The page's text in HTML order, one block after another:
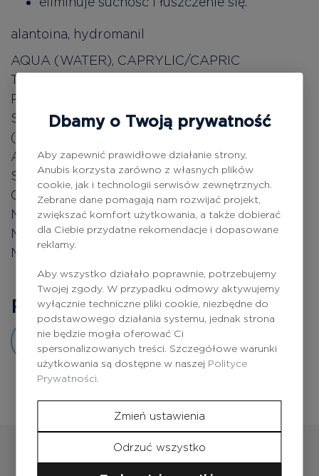
alantoina, hydromanil
AQUA (WATER), CAPRYLIC/CAPRIC
TRIGLYCERIDE, GLYCERIN,
PHENOXYETHANOL, C12-13 ALKYL LACTATE,
SODIUM POLYACRYLATE, PARFUM
(FRAGRANCE), ETHYLHEXYLGLYCERIN,
ALLANTOIN, HYDROLYZED CAESALPINIA
SPINOSA GUM, MAGNESIUM NITRATE,
CAESALPINIA SPINOSA GUM,
METHYLCHLOROISOTHIAZOLINONE,
MAGNESIUM CHLORIDE,
METHYLISOTHIAZOLINONE.
Recenzje0
Dodaj opinię
Dbamy o Twoją prywatność
Aby zapewnić prawidłowe działanie strony,
Anubis korzysta zarówno z własnych plików
cookie, jak i technologii serwisów zewnętrznych.
Zebrane dane pomagają nam rozwijać projekt,
zwiększać komfort użytkowania, a także dobierać
dla Ciebie przydatne rekomendacje i dopasowane
reklamy.
Aby wszystko działało poprawnie, potrzebujemy
Twojej zgody. W przypadku odmowy aktywujemy
wyłącznie techniczne pliki cookie, niezbędne do
podstawowego działania systemu, jednak strona
nie będzie mogła oferować Ci
spersonalizowanych treści. Szczegółowe warunki
użytkowania są dostępne w naszej Polityce
Prywatności.
Zmień ustawienia
Odrzuć wszystko